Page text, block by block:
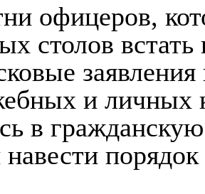
офицеров,
столов
и личных
в
навести